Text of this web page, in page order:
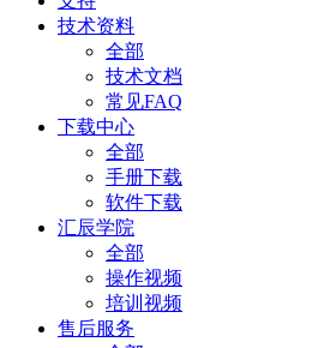
技术资料
全部
技术文档
常见FAQ
下载中心
全部
手册下载
软件下载
汇辰学院
全部
操作视频
培训视频
售后服务